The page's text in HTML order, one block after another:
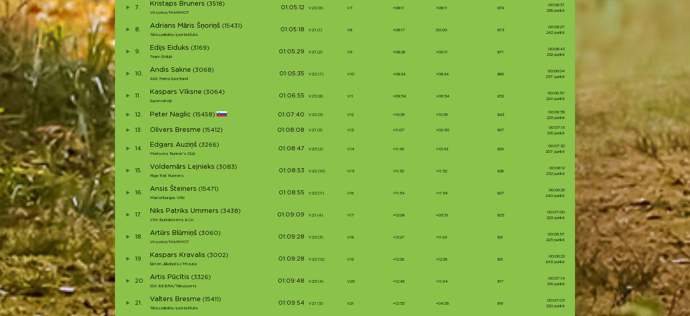
7.
Kristaps Bruners (3518)
Virsotne/MARMOT
01:05:12 VZ2 (6) V7 +08:11 +08:11 874
00:06:37
236 punkti
8.
Adrians Māris Šņoriņš (15431)
Talsu pakalnu sporta klubs
01:05:18 VZ1 (1) V8 +08:17 00:00 873
00:06:27
242 punkti
9.
Edijs Eiduks (3169)
Team Eiduki
01:05:29 VZ1 (2) V9 +08:28 +00:11 871
00:06:43
232 punkti
10.
Andis Sakne (3068)
ASK Patria Sportland
01:05:35 VZ2 (7) V10 +08:34 +08:34 869
00:06:04
257 punkti
11.
Kaspars Vīksne (3064)
Supervaroņi
01:06:55 VZ2 (8) V11 +09:54 +09:54 852
00:06:57
224 punkti
12. Peter Naglic (15458) 01:07:40 VZ2 (9) V12 +10:39 +10:39 843
00:06:59
223 punkti
13. Olivers Bresme (15412) 01:08:08 VZ1 (3) V13 +11:07 +02:50 837
00:07:13
216 punkti
14.
Edgars Auziņš (3266)
Matisons Runner's Club
01:08:47 VZ3 (2) V14 +11:46 +10:43 829
00:07:32
207 punkti
15.
Voldemārs Lejnieks (3083)
Riga Trail Runners
01:08:53 VZ2 (10) V15 +11:52 +11:52 828
00:06:12
252 punkti
16.
Ansis Šteiners (15471)
Marienburgas Vilki
01:08:55 VZ2 (11) V16 +11:54 +11:54 827
00:06:29
240 punkti
17.
Niks Patriks Ummers (3438)
VSK Burkānciems & Co
01:09:09 VZ1 (4) V17 +12:08 +03:51 825
00:07:00
223 punkti
18.
Artūrs Blūmiņš (3060)
Virsotne/MARMOT
01:09:28 VZ3 (3) V18 +12:27 +11:24 821
00:06:57
225 punkti
19.
Kaspars Kravalis (3002)
Skrien Jēkabpils!/Mizuno
01:09:28 VZ2 (12) V19 +12:26 +12:26 821
00:06:22
245 punkti
20.
Artis Pūcītis (3326)
SSK BEBRA/Takusports
01:09:48 VZ3 (4) V20 +12:46 +11:44 817
00:07:14
216 punkti
21.
Valters Bresme (15411)
Talsu pakalnu sporta klubs
01:09:54 VZ1 (5) V21 +12:53 +04:36 816
00:07:05
220 punkti